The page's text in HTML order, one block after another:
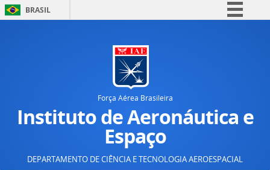
BRASIL
Canais
Força Aérea Brasileira
Instituto de Aeronáutica e
Espaço
DEPARTAMENTO DE CIÊNCIA E TECNOLOGIA AEROESPACIAL